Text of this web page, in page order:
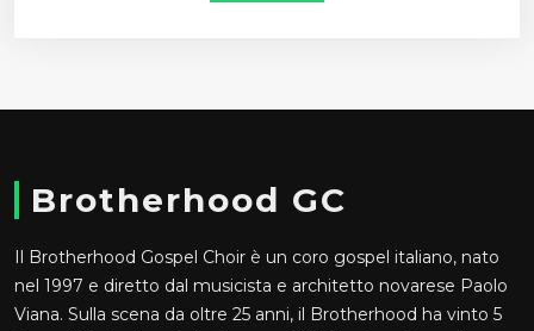
Brotherhood GC
Il Brotherhood Gospel Choir è un coro gospel italiano, nato
nel 1997 e diretto dal musicista e architetto novarese Paolo
Viana. Sulla scena da oltre 25 anni, il Brotherhood ha vinto 5